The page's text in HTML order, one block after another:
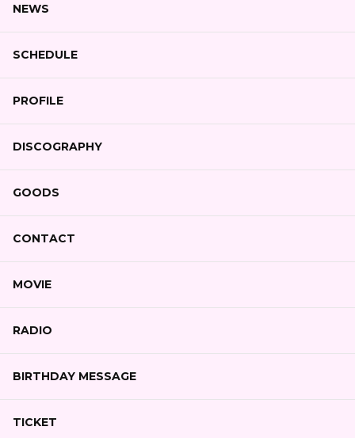
NEWS
SCHEDULE
PROFILE
DISCOGRAPHY
GOODS
CONTACT
MOVIE
RADIO
BIRTHDAY MESSAGE
TICKET